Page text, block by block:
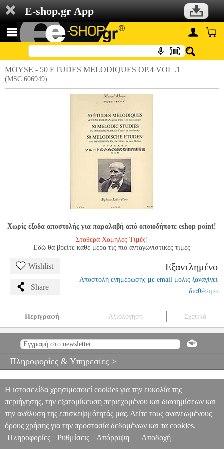
E-shop.gr App
MOYSE - 50 ETUDES MELODIQUES OP.4 VOL .1
(MSC.606949)
Χωρίς έξοδα αποστολής για παραλαβή από οποιοδήποτε eshop point!
Σταθερά Χαμηλές Τιμές!
Εδώ θα βρείτε κάθε μέρα τις πιο ανταγωνιστικές τιμές
Wishlist
Share
Εξαντλημένο
Αποστολή ενημέρωσης με email μόλις ξαναγίνει
διαθέσιμο
Περιγραφή Αξιολόγηση Σχετικά
MSC.606949 ALPHONSE LEDUC
ALPHONSE LEDUC
MELODIQUES OP.4 VOL .1
Πληροφορίες & Υπηρεσίες >
Η ιστοσελίδα χρησιμοποιεί cookies για την ευκολία της
περιήγησης, την εξατομίκευση περιεχομένου και διαφημίσεων και
την ανάλυση της επισκεψιμότητάς μας. Δείτε τους ανανεωμένους
όρους χρήσης για την προστασία δεδομένων και τα cookies.
Πληροφορίες
Ρυθμίσεις Απόρριψη Αποδοχή